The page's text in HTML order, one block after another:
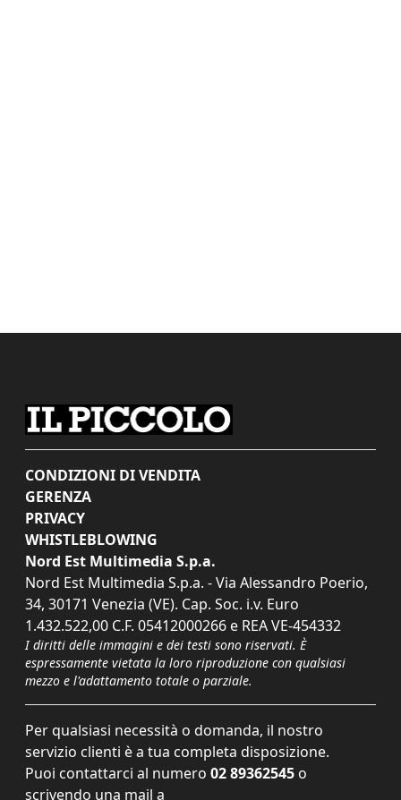
CONDIZIONI DI VENDITA
GERENZA
PRIVACY
WHISTLEBLOWING
Nord Est Multimedia S.p.a.
Nord Est Multimedia S.p.a. - Via Alessandro Poerio,
34, 30171 Venezia (VE). Cap. Soc. i.v. Euro
1.432.522,00 C.F. 05412000266 e REA VE-454332
I diritti delle immagini e dei testi sono riservati. È
espressamente vietata la loro riproduzione con qualsiasi
mezzo e l'adattamento totale o parziale.
Per qualsiasi necessità o domanda, il nostro
servizio clienti è a tua completa disposizione.
Puoi contattarci al numero 02 89362545 o
scrivendo una mail a